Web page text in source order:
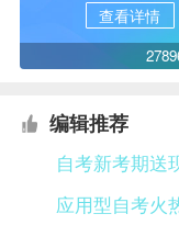
查看详情
编辑推荐
自考新考期送
应用型自考火